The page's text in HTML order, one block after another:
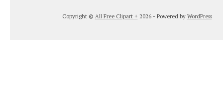
Copyright © All Free Clipart + 2026 - Powered by WordPress